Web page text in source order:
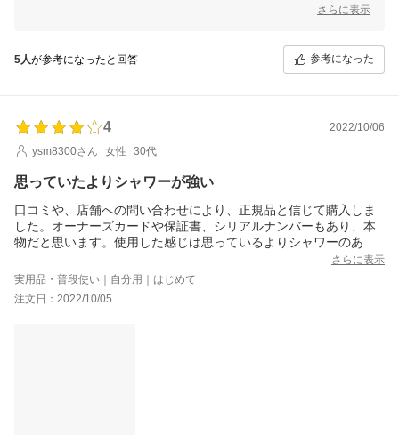
まいりますので、 またのご利用を心よりお待ち申し上げております。
さらに表示
5人が参考になったと回答 参考になった
4
2022/10/06
ysm8300さん
女性 30代
思っていたよりシャワーが強い
口コミや、店舗への問い合わせにより、正規品と信じて購入しま
した。オーナーズカードや保証書、シリアルナンバーもあり、本
物だと思います。使用した感じは思っているよりシャワーのあた
る感じが強く、顔にあてたままで本当に大丈夫か少し心配しまし
た。化粧はファンデとアイブローのみですが、あまり化粧は落ち
なかったので、クレンジングが必要です。手にマジックで線を書
いて、30秒シャワーをあてて、指の腹で撫でましたが、相当な力
さらに表示
実用品・普段使い｜自分用｜はじめて
注文日：2022/10/05